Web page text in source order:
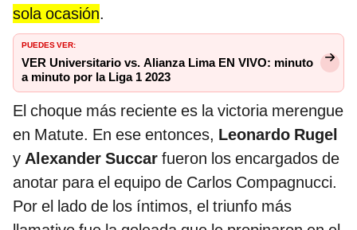
sola ocasión.
PUEDES VER:
VER Universitario vs. Alianza Lima EN VIVO: minuto
a minuto por la Liga 1 2023
El choque más reciente es la victoria merengue
en Matute. En ese entonces, Leonardo Rugel
y Alexander Succar fueron los encargados de
anotar para el equipo de Carlos Compagnucci.
Por el lado de los íntimos, el triunfo más